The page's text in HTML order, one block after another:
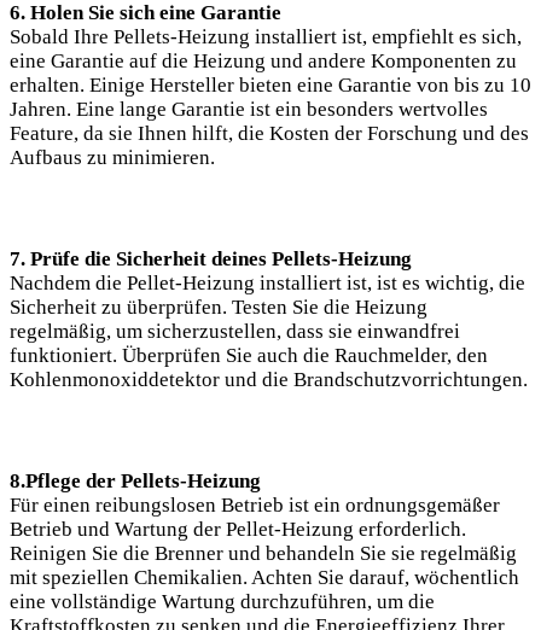
6. Holen Sie sich eine Garantie
Sobald Ihre Pellets-Heizung installiert ist, empfiehlt es sich,
eine Garantie auf die Heizung und andere Komponenten zu
erhalten. Einige Hersteller bieten eine Garantie von bis zu 10
Jahren. Eine lange Garantie ist ein besonders wertvolles
Feature, da sie Ihnen hilft, die Kosten der Forschung und des
Aufbaus zu minimieren.
7. Prüfe die Sicherheit deines Pellets-Heizung
Nachdem die Pellet-Heizung installiert ist, ist es wichtig, die
Sicherheit zu überprüfen. Testen Sie die Heizung
regelmäßig, um sicherzustellen, dass sie einwandfrei
funktioniert. Überprüfen Sie auch die Rauchmelder, den
Kohlenmonoxiddetektor und die Brandschutzvorrichtungen.
8.Pflege der Pellets-Heizung
Für einen reibungslosen Betrieb ist ein ordnungsgemäßer
Betrieb und Wartung der Pellet-Heizung erforderlich.
Reinigen Sie die Brenner und behandeln Sie sie regelmäßig
mit speziellen Chemikalien. Achten Sie darauf, wöchentlich
eine vollständige Wartung durchzuführen, um die